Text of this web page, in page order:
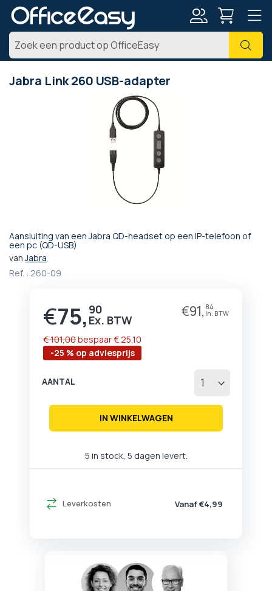
Zoek
Jabra Link 260 USB-adapter
Aansluiting van een Jabra QD-headset op een IP-telefoon of
een pc (QD-USB)
vanJabra
Ref. : 260-09
Prijs
€75, 90 €91, 84
-25 % op adviesprijs
€ 101,00bespaar€ 25,10
5 in stock, 5 dagen levert.
Leverkosten Vanaf €4,99
AANTAL
IN WINKELWAGEN
Ga
naar
begin
afbeeldingen-